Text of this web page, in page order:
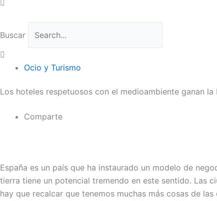
Buscar
Ocio y Turismo
Los hoteles respetuosos con el medioambiente ganan
Comparte
España es un país que ha instaurado un modelo de
tierra tiene un potencial tremendo en este sentido. Las
hay que recalcar que tenemos muchas más cosas de